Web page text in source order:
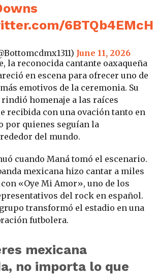
6BTQb4EMcH
June 11, 2026
la reconocida cantante oaxaqueña
en escena para ofrecer uno de
emotivos de la ceremonia. Su
homenaje a las raíces
recibida con una ovación tanto en
por quienes seguían la
del mundo.
cuando Maná tomó el escenario.
mexicana hizo cantar a miles
«Oye Mi Amor», uno de los
del rock en español.
transformó el estadio en una
futbolera.
mexicana
no importa lo que